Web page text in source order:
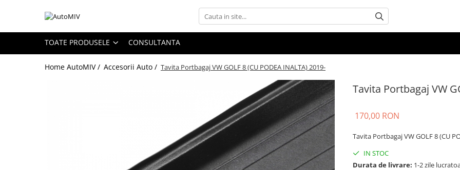
Toate Produsele
Oferta Saptamanii
TOATE PRODUSELE CONSULTANTA
Home AutoMIV / Accesorii Auto / Tavita Portbagaj VW GOLF 8 (CU PODEA INALTA) 2019-
Tavita Portbagaj VW
170,00 RON
Tavita Portbagaj VW GOLF 8 (CU
IN STOC
Durata de livrare: 1-2 zile